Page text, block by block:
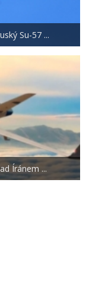
Su-57 ...
Íránem ...